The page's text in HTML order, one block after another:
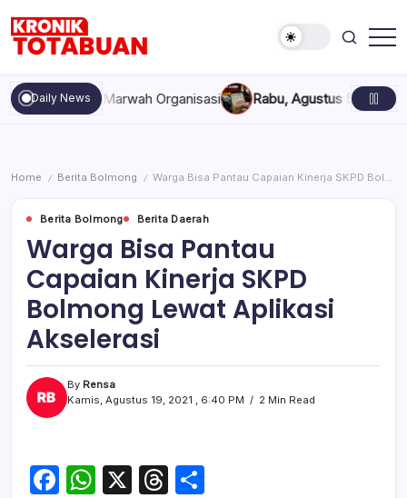
content
Totabuan
hari
ini
Kronik
Daily News
dan Marwah Organisasi Rabu, Agustus 5, 2026 , 11:44
Home / Berita Bolmong / Warga Bisa Pantau Capaian Kinerja SKPD Bolmong Lewat Aplikasi Akselerasi
Berita Bolmong Berita Daerah
Warga Bisa Pantau
Capaian Kinerja SKPD
Bolmong Lewat Aplikasi
Akselerasi
By Rensa
Kamis, Agustus 19, 2021 , 6:40 PM
2 Min Read
F
W X
T